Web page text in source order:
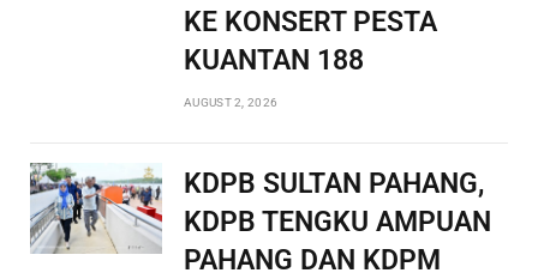
KE KONSERT PESTA
KUANTAN 188
AUGUST 2, 2026
KDPB SULTAN PAHANG,
KDPB TENGKU AMPUAN
PAHANG DAN KDPM